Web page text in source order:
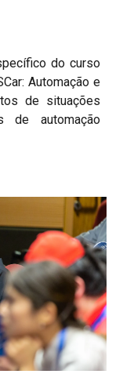
do curso
Automação e
de situações
de automação